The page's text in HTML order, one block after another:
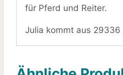
für Pferd und Reiter.
Julia kommt aus 29336